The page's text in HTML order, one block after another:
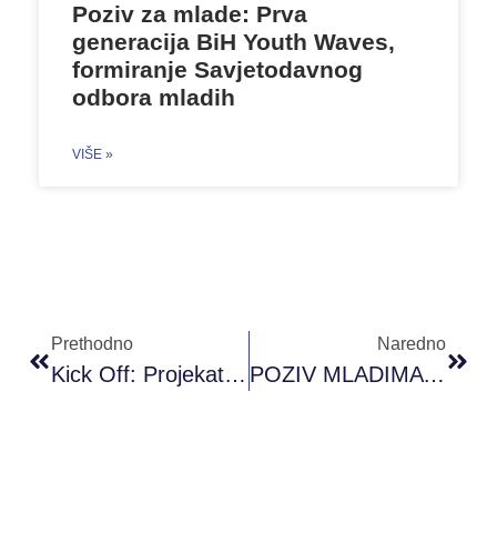
Poziv za mlade: Prva
generacija BiH Youth Waves,
formiranje Savjetodavnog
odbora mladih
VIŠE »
Prethodno
Kick Off: Projekat “Unlocking Potentials Of Youth Work In The Western Balkan Region”
Naredno
POZIV MLADIMA ZA UČEŠĆE U PROGRAMU PODRŠKE ZAPOŠLJAVANJU MLADIH – YEEP